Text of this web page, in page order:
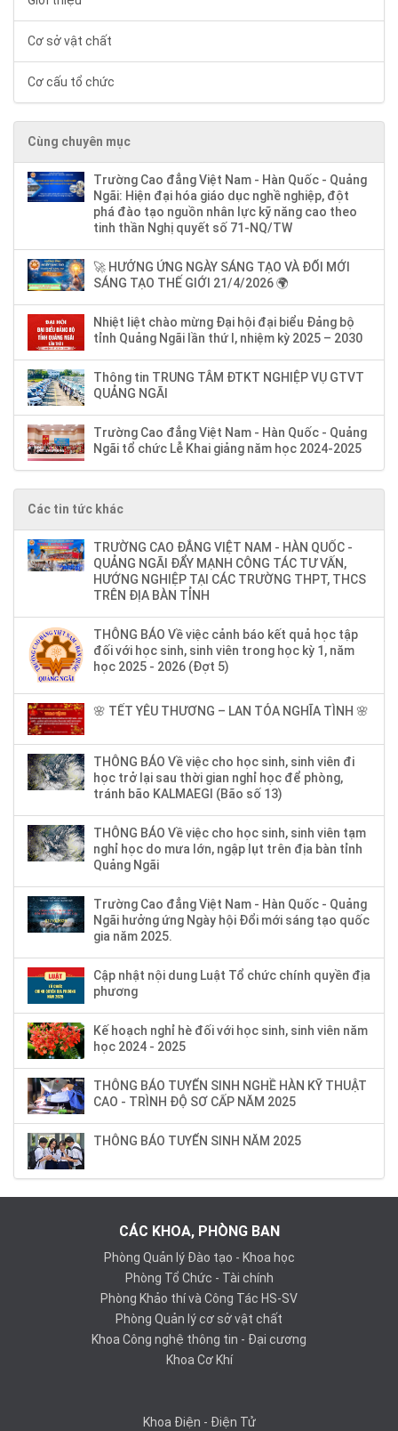
Cơ sở vật chất
Cơ cấu tổ chức
Cùng chuyên mục
Trường Cao đẳng Việt Nam - Hàn Quốc - Quảng
Ngãi: Hiện đại hóa giáo dục nghề nghiệp, đột
phá đào tạo nguồn nhân lực kỹ năng cao theo
tinh thần Nghị quyết số 71-NQ/TW
🚀 HƯỞNG ỨNG NGÀY SÁNG TẠO VÀ ĐỔI MỚI
SÁNG TẠO THẾ GIỚI 21/4/2026 🌍
Nhiệt liệt chào mừng Đại hội đại biểu Đảng bộ
tỉnh Quảng Ngãi lần thứ I, nhiệm kỳ 2025 – 2030
Thông tin TRUNG TÂM ĐTKT NGHIỆP VỤ GTVT
QUẢNG NGÃI
Trường Cao đẳng Việt Nam - Hàn Quốc - Quảng
Ngãi tổ chức Lễ Khai giảng năm học 2024-2025
Các tin tức khác
TRƯỜNG CAO ĐẲNG VIỆT NAM - HÀN QUỐC -
QUẢNG NGÃI ĐẨY MẠNH CÔNG TÁC TƯ VẤN,
HƯỚNG NGHIỆP TẠI CÁC TRƯỜNG THPT, THCS
TRÊN ĐỊA BÀN TỈNH
THÔNG BÁO Về việc cảnh báo kết quả học tập
đối với học sinh, sinh viên trong học kỳ 1, năm
học 2025 - 2026 (Đợt 5)
🌸 TẾT YÊU THƯƠNG – LAN TỎA NGHĨA TÌNH 🌸
THÔNG BÁO Về việc cho học sinh, sinh viên đi
học trở lại sau thời gian nghỉ học để phòng,
tránh bão KALMAEGI (Bão số 13)
THÔNG BÁO Về việc cho học sinh, sinh viên tạm
nghỉ học do mưa lớn, ngập lụt trên địa bàn tỉnh
Quảng Ngãi
Trường Cao đẳng Việt Nam - Hàn Quốc - Quảng
Ngãi hưởng ứng Ngày hội Đổi mới sáng tạo quốc
gia năm 2025.
Cập nhật nội dung Luật Tổ chức chính quyền địa
phương
Kế hoạch nghỉ hè đối với học sinh, sinh viên năm
học 2024 - 2025
THÔNG BÁO TUYỂN SINH NGHỀ HÀN KỸ THUẬT
CAO - TRÌNH ĐỘ SƠ CẤP NĂM 2025
THÔNG BÁO TUYỂN SINH NĂM 2025
CÁC KHOA, PHÒNG BAN
Phòng Quản lý Đào tạo - Khoa học
Phòng Tổ Chức - Tài chính
Phòng Khảo thí và Công Tác HS-SV
Phòng Quản lý cơ sở vật chất
Khoa Công nghệ thông tin - Đại cương
Khoa Cơ Khí
Khoa Điện - Điện Tử